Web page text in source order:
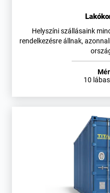
Helyszíni szállásaink
rendelkezésre állnak,
10